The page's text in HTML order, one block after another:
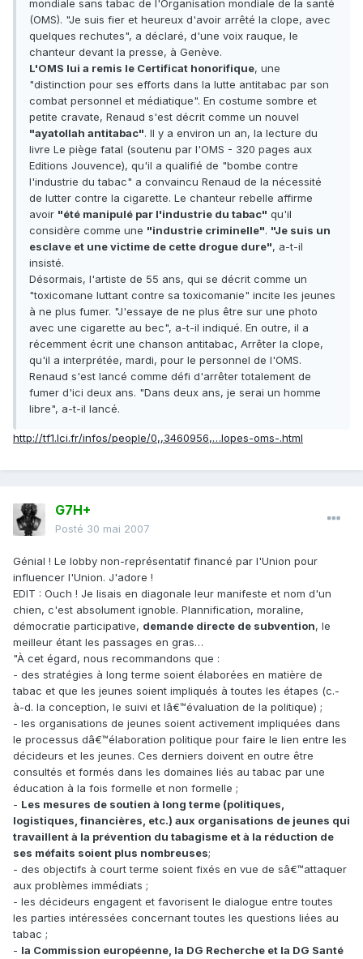
mondiale sans tabac de l'Organisation mondiale de la santé
(OMS). "Je suis fier et heureux d'avoir arrêté la clope, avec
quelques rechutes", a déclaré, d'une voix rauque, le
chanteur devant la presse, à Genève.
L'OMS lui a remis le Certificat honorifique, une
"distinction pour ses efforts dans la lutte antitabac par son
combat personnel et médiatique". En costume sombre et
petite cravate, Renaud s'est décrit comme un nouvel
"ayatollah antitabac". Il y a environ un an, la lecture du
livre Le piège fatal (soutenu par l'OMS - 320 pages aux
Editions Jouvence), qu'il a qualifié de "bombe contre
l'industrie du tabac" a convaincu Renaud de la nécessité
de lutter contre la cigarette. Le chanteur rebelle affirme
avoir "été manipulé par l'industrie du tabac" qu'il
considère comme une "industrie criminelle". "Je suis un
esclave et une victime de cette drogue dure", a-t-il
insisté.
Désormais, l'artiste de 55 ans, qui se décrit comme un
"toxicomane luttant contre sa toxicomanie" incite les jeunes
à ne plus fumer. "J'essaye de ne plus être sur une photo
avec une cigarette au bec", a-t-il indiqué. En outre, il a
récemment écrit une chanson antitabac, Arrêter la clope,
qu'il a interprétée, mardi, pour le personnel de l'OMS.
Renaud s'est lancé comme défi d'arrêter totalement de
fumer d'ici deux ans. "Dans deux ans, je serai un homme
libre", a-t-il lancé.
http://tf1.lci.fr/infos/people/0,,3460956,…lopes-oms-.html
G7H+
Posté 30 mai 2007
Génial ! Le lobby non-représentatif financé par l'Union pour
influencer l'Union. J'adore !
EDIT : Ouch ! Je lisais en diagonale leur manifeste et nom d'un
chien, c'est absolument ignoble. Plannification, moraline,
démocratie participative, demande directe de subvention, le
meilleur étant les passages en gras…
"À cet égard, nous recommandons que :
- des stratégies à long terme soient élaborées en matière de
tabac et que les jeunes soient impliqués à toutes les étapes (c.-
à-d. la conception, le suivi et lâ€™évaluation de la politique) ;
- les organisations de jeunes soient activement impliquées dans
le processus dâ€™élaboration politique pour faire le lien entre les
décideurs et les jeunes. Ces derniers doivent en outre être
consultés et formés dans les domaines liés au tabac par une
éducation à la fois formelle et non formelle ;
- Les mesures de soutien à long terme (politiques,
logistiques, financières, etc.) aux organisations de jeunes qui
travaillent à la prévention du tabagisme et à la réduction de
ses méfaits soient plus nombreuses;
- des objectifs à court terme soient fixés en vue de sâ€™attaquer
aux problèmes immédiats ;
- les décideurs engagent et favorisent le dialogue entre toutes
les parties intéressées concernant toutes les questions liées au
tabac ;
- la Commission européenne, la DG Recherche et la DG Santé